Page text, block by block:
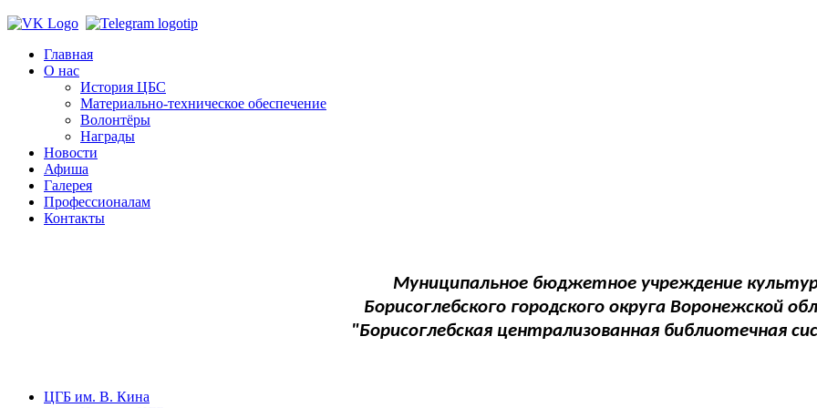
Главная
О нас
История ЦБС
Материально-техническое обеспечение
Волонтёры
Награды
Новости
Афиша
Галерея
Профессионалам
Контакты
Муниципальное бюджетное учреждение
Борисоглебского городского округа Воронежской
"Борисоглебская централизованная библиотечная
ЦГБ им. В. Кина